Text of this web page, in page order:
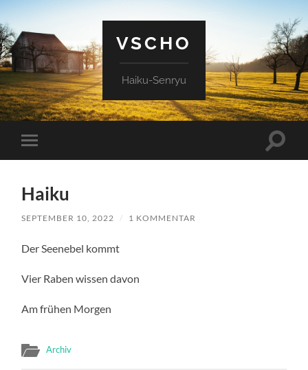
VSCHO
Haiku-Senryu
Mobile-
Menü
Haiku
SEPTEMBER 10, 2022 / 1 KOMMENTAR
Der Seenebel kommt
Vier Raben wissen davon
Am frühen Morgen
Archiv